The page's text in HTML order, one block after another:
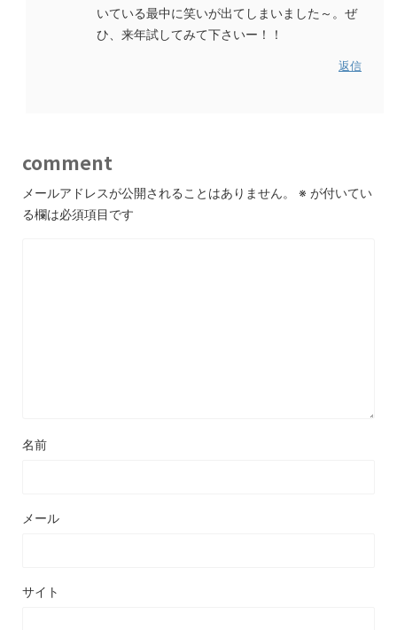
いている最中に笑いが出てしまいました～。ぜ
ひ、来年試してみて下さいー！！
返信
comment
メールアドレスが公開されることはありません。 ※ が付いてい
る欄は必須項目です
名前
メール
サイト